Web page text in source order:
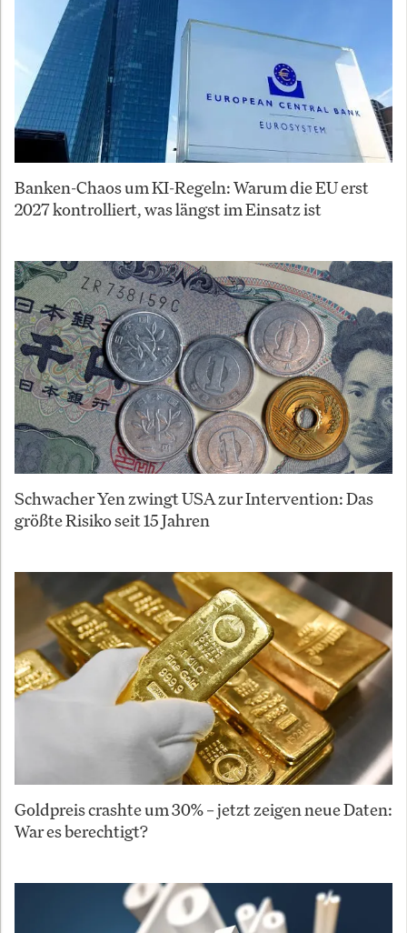
Banken-Chaos um KI-Regeln: Warum die EU erst
2027 kontrolliert, was längst im Einsatz ist
Schwacher Yen zwingt USA zur Intervention: Das
größte Risiko seit 15 Jahren
Goldpreis crashte um 30% – jetzt zeigen neue Daten:
War es berechtigt?